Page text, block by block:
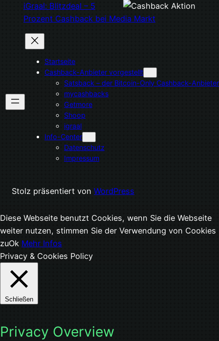
iGraal: Blitzdeal – 5
Prozent Cashback bei Media Markt
Startseite
Cashback-Anbieter vorgestellt
Satsback – der Bitcoin-Only Cashback-Anbieter
mycashbacks
Getmore
Shoop
igraal
Info-Center
Datenschutz
Impressum
Stolz präsentiert von WordPress
Diese Webseite benutzt Cookies, wenn Sie die Webseite
weiter nutzen, stimmen Sie der Verwendung von Cookies
zuOk Mehr Infos
Privacy & Cookies Policy
Schließen
Privacy Overview